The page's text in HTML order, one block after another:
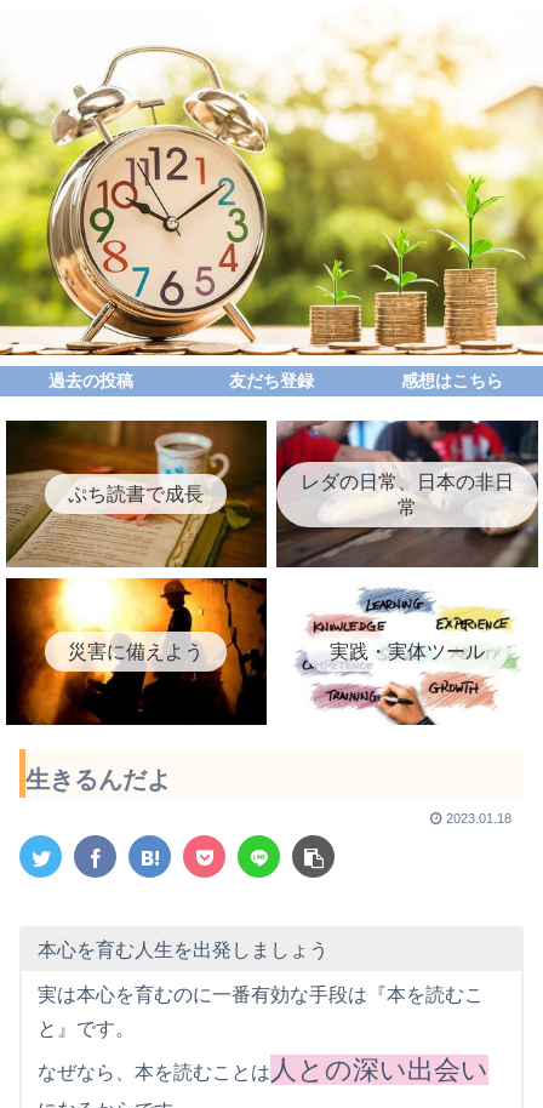
過去の投稿 友だち登録 感想はこちら
ぷち読書で成長
レダの日常、日本の非日
常
災害に備えよう 実践・実体ツール
生きるんだよ
2023.01.18
本心を育む人生を出発しましょう
実は本心を育むのに一番有効な手段は『本を読むこ
と』です。
なぜなら、本を読むことは 人との深い出会い